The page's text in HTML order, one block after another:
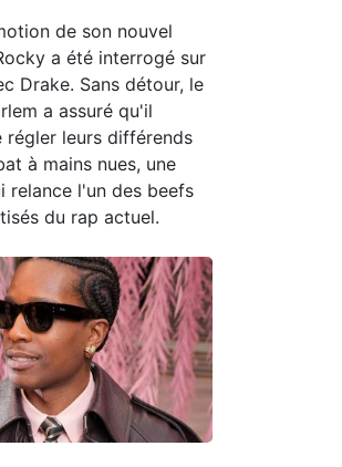
de son nouvel
a été interrogé sur
Drake. Sans détour, le
a assuré qu'il
régler leurs différends
à mains nues, une
relance l'un des beefs
du rap actuel.